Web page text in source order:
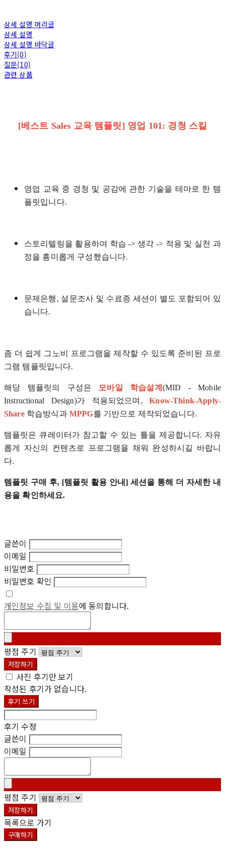
상세 설명 머리글
상세 설명
상세 설명 바닥글
후기(0)
질문(10)
관련 상품
[베스트 Sales 교육 템플릿] 영업 101: 경청 스킬
영업 교육 중 경청 및 공감에 관한 기술을 테마로 한 템
플릿입니다.
스토리텔링을 활용하여 학습 -> 생각 -> 적용 및 실천 과
정을 흥미롭게 구성했습니다.
문제은행, 설문조사 및 수료증 세션이 별도 포함되어 있
습니다.
좀 더 쉽게 그노비 프로그램을 제작할 수 있도록 준비된 프로
그램 템플릿입니다.
해당 템플릿의 구성은 모바일 학습설계 (MID - Mobile
Instructional Design)가 적용되었으며,Know-Think-Apply-
Share학습방식과 MPPG를 기반으로 제작되었습니다.
템플릿은 큐레이터가 참고할 수 있는 틀을 제공합니다. 자유
롭게 자신의 컨텐츠로 프로그램을 채워 완성하시길 바랍니
다.
템플릿 구매 후, [템플릿 활용 안내] 세션을 통해 더 자세한 내
용을 확인하세요.
글쓴이
이메일
비밀번호
비밀번호 확인
개인정보 수집 및 이용에 동의합니다.
평점 주기
저장하기
사진 후기만 보기
작성된 후기가 없습니다.
후기 쓰기
후기 수정
글쓴이
이메일
평점 주기
저장하기
목록으로 가기
구매하기